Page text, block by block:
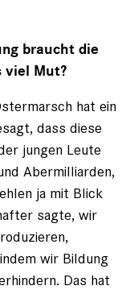
braucht die
viel Mut?
hat ein
dass diese
jungen Leute
Abermilliarden,
ja mit Blick
sagte, wir
wir Bildung
Das hat